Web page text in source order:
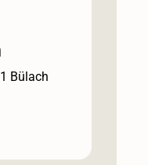
Bülach